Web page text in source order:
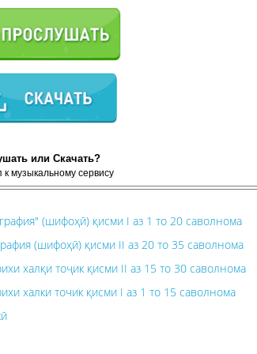
или Скачать?
к музыкальному сервису
(шифоҳӣ) қисми I аз 1 то 20 саволнома
(шифоҳӣ) қисми II аз 20 то 35 саволнома
халқи тоҷик қисми II аз 15 то 30 саволнома
халки точик қисми I аз 1 то 15 саволнома